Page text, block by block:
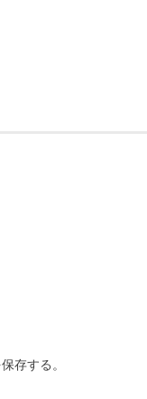
存する。